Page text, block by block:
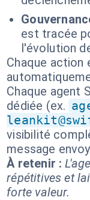
est tracée
l'évolution
Chaque
Chaque agent
dédiée (ex.
visibilité
message
À retenir :
répétitives et
forte valeur.